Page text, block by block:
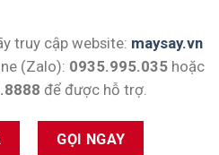
truy cập website: maysay.vn
(Zalo): 0935.995.035 hoặc
để được hỗ trợ.
GỌI NGAY